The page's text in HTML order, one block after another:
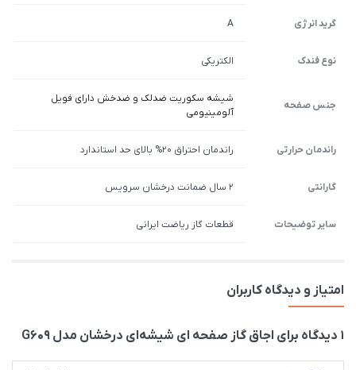
گرید انرژی A
نوع فندک الکتریکی
جنس صفحه
شیشه سکوریت ضدلک و ضدخش دارای فویل
آلومینیومی
راندمان حرارتی راندمان احتراق 20% بالای حد استاندارد
گارانتی 2 سال ضمانت درخشان سرویس
سایر توضیحات قطعات گاز ریاضت ایرانی
امتیاز و دیدگاه کاربران
1 دیدگاه برای اجاق گاز صفحه ای شیشه‌ای درخشان مدل G609